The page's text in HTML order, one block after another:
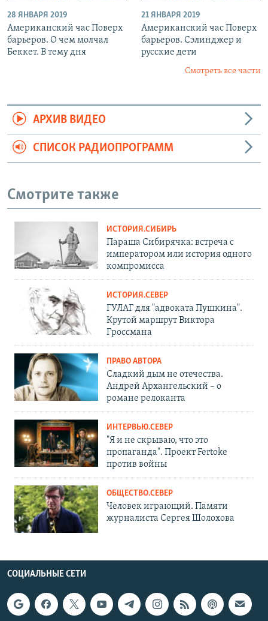
28 ЯНВАРЯ 2019
Американский час Поверх
барьеров. О чем молчал
Беккет. В тему дня
21 ЯНВАРЯ 2019
Американский час Поверх
барьеров. Сэлинджер и
русские дети
Смотреть все части
АРХИВ ВИДЕО
СПИСОК РАДИОПРОГРАММ
Смотрите также
ИСТОРИЯ.СИБИРЬ
Параша Сибирячка: встреча с
императором или история одного
компромисса
ИСТОРИЯ.СЕВЕР
ГУЛАГ для "адвоката Пушкина".
Крутой маршрут Виктора
Гроссмана
ПРАВО АВТОРА
Сладкий дым не отечества.
Андрей Архангельский – о
романе релоканта
ИНТЕРВЬЮ.СЕВЕР
"Я и не скрываю, что это
пропаганда". Проект Fertoke
против войны
ОБЩЕСТВО.СЕВЕР
Человек играющий. Памяти
журналиста Сергея Шолохова
СОЦИАЛЬНЫЕ СЕТИ